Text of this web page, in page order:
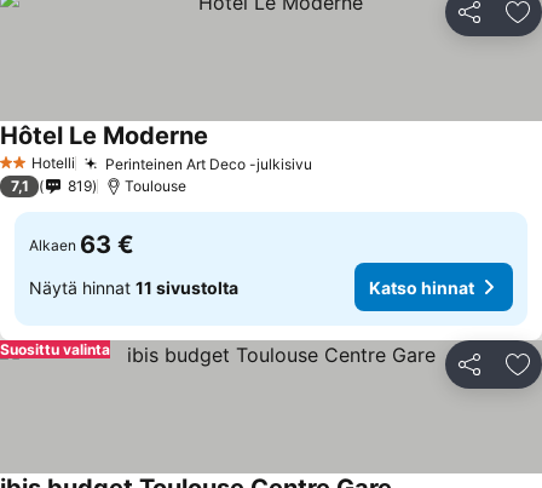
Jaa
2 Tähtiluokitus
Hotelli Perinteinen Art Deco -julkisivu
Hôtel Le Moderne
7,1 819 Toulouse
Alkaen 63 €
Näytä hinnat 11 sivustolta Katso hinnat
Jaa
Suosittu valinta